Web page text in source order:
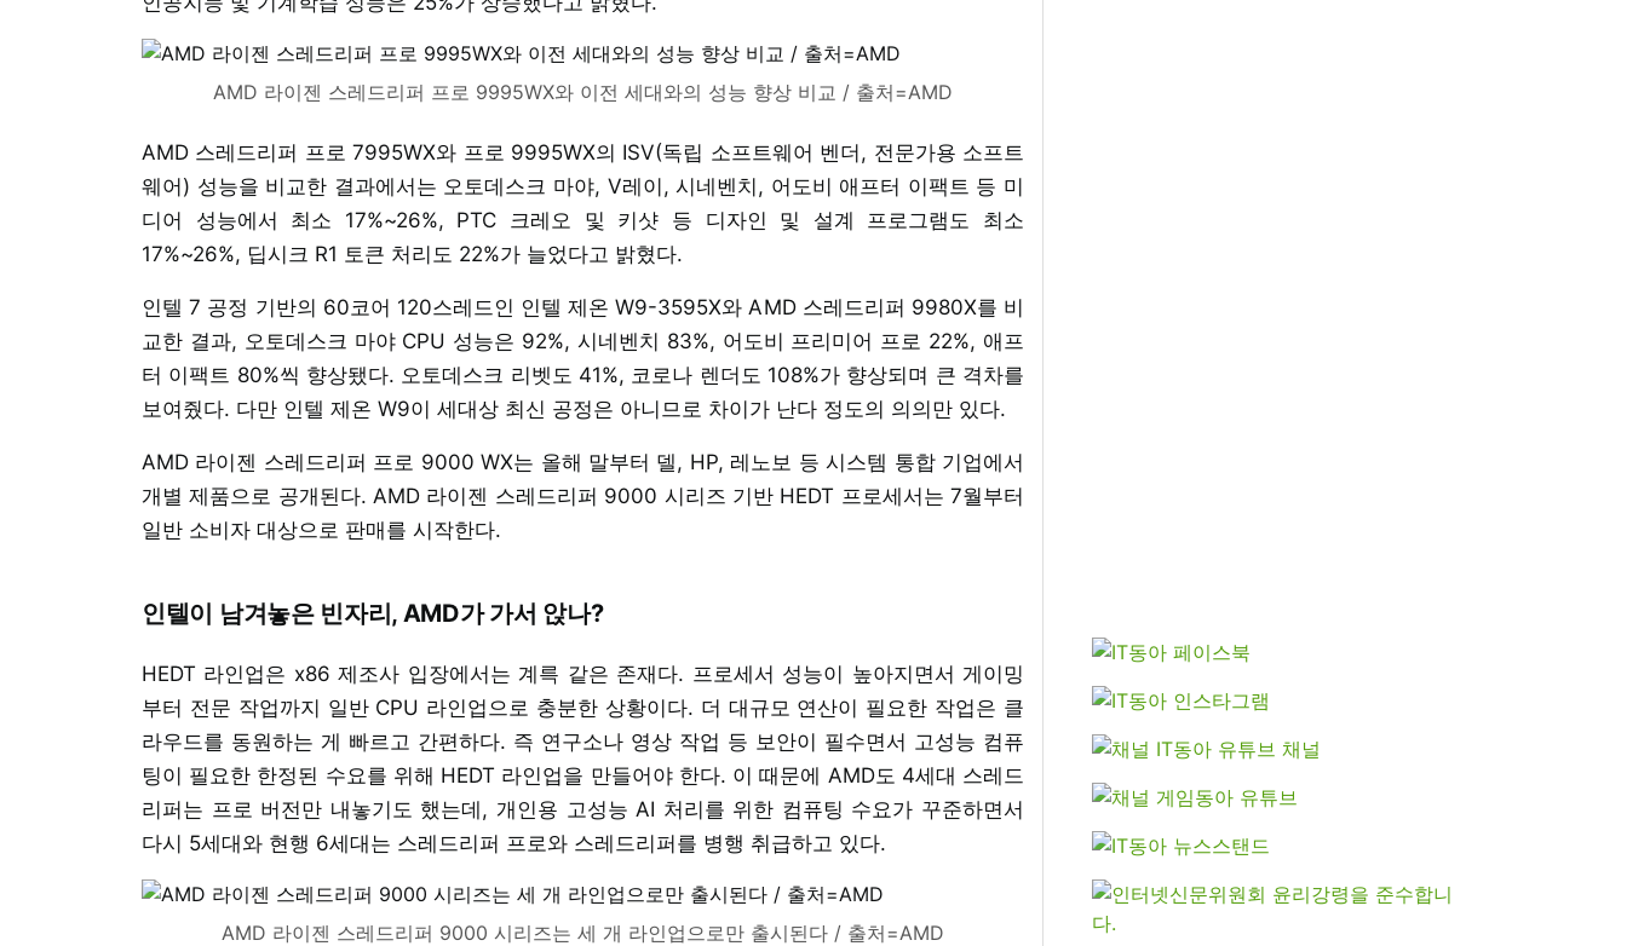
AMD 라이젠 스레드리퍼 프로 9995WX와 이전 세대와의 성능 향상 비교 / 출처=AMD
AMD 스레드리퍼 프로 7995WX와 프로 9995WX의 ISV(독립 소프트웨어 벤더, 전문가용 소프트
웨어) 성능을 비교한 결과에서는 오토데스크 마야, V레이, 시네벤치, 어도비 애프터 이팩트 등 미
디어 성능에서 최소 17%~26%, PTC 크레오 및 키샷 등 디자인 및 설계 프로그램도 최소
17%~26%, 딥시크 R1 토큰 처리도 22%가 늘었다고 밝혔다.
인텔 7 공정 기반의 60코어 120스레드인 인텔 제온 W9-3595X와 AMD 스레드리퍼 9980X를 비
교한 결과, 오토데스크 마야 CPU 성능은 92%, 시네벤치 83%, 어도비 프리미어 프로 22%, 애프
터 이팩트 80%씩 향상됐다. 오토데스크 리벳도 41%, 코로나 렌더도 108%가 향상되며 큰 격차를
보여줬다. 다만 인텔 제온 W9이 세대상 최신 공정은 아니므로 차이가 난다 정도의 의의만 있다.
AMD 라이젠 스레드리퍼 프로 9000 WX는 올해 말부터 델, HP, 레노보 등 시스템 통합 기업에서
개별 제품으로 공개된다. AMD 라이젠 스레드리퍼 9000 시리즈 기반 HEDT 프로세서는 7월부터
일반 소비자 대상으로 판매를 시작한다.
인텔이 남겨놓은 빈자리, AMD가 가서 앉나?
HEDT 라인업은 x86 제조사 입장에서는 계륵 같은 존재다. 프로세서 성능이 높아지면서 게이밍
부터 전문 작업까지 일반 CPU 라인업으로 충분한 상황이다. 더 대규모 연산이 필요한 작업은 클
라우드를 동원하는 게 빠르고 간편하다. 즉 연구소나 영상 작업 등 보안이 필수면서 고성능 컴퓨
팅이 필요한 한정된 수요를 위해 HEDT 라인업을 만들어야 한다. 이 때문에 AMD도 4세대 스레드
리퍼는 프로 버전만 내놓기도 했는데, 개인용 고성능 AI 처리를 위한 컴퓨팅 수요가 꾸준하면서
다시 5세대와 현행 6세대는 스레드리퍼 프로와 스레드리퍼를 병행 취급하고 있다.
AMD 라이젠 스레드리퍼 9000 시리즈는 세 개 라인업으로만 출시된다 / 출처=AMD